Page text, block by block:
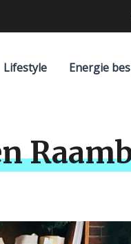
Lifestyle Energie